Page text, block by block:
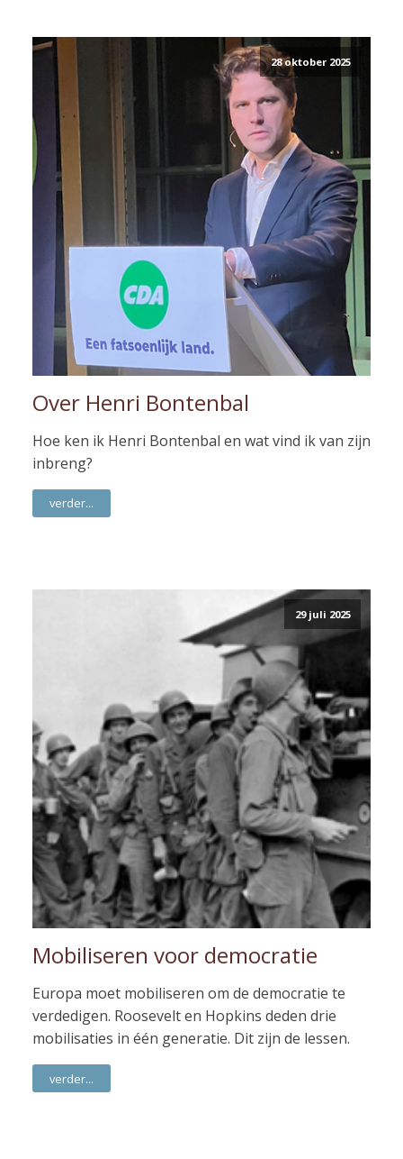
28 oktober 2025
Over Henri Bontenbal
Hoe ken ik Henri Bontenbal en wat vind ik van zijn
inbreng?
verder...
29 juli 2025
Mobiliseren voor democratie
Europa moet mobiliseren om de democratie te
verdedigen. Roosevelt en Hopkins deden drie
mobilisaties in één generatie. Dit zijn de lessen.
verder...